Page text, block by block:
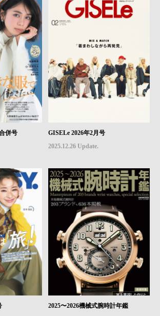
併号
GISELe 2026年2月号
2025.12.26 Update.
2025〜2026機械式腕時計年鑑